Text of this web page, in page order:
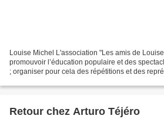
Louise Michel L'association "Les amis de
promouvoir l’éducation populaire et des
; organiser pour cela des répétitions et des
Retour chez Arturo Téjéro